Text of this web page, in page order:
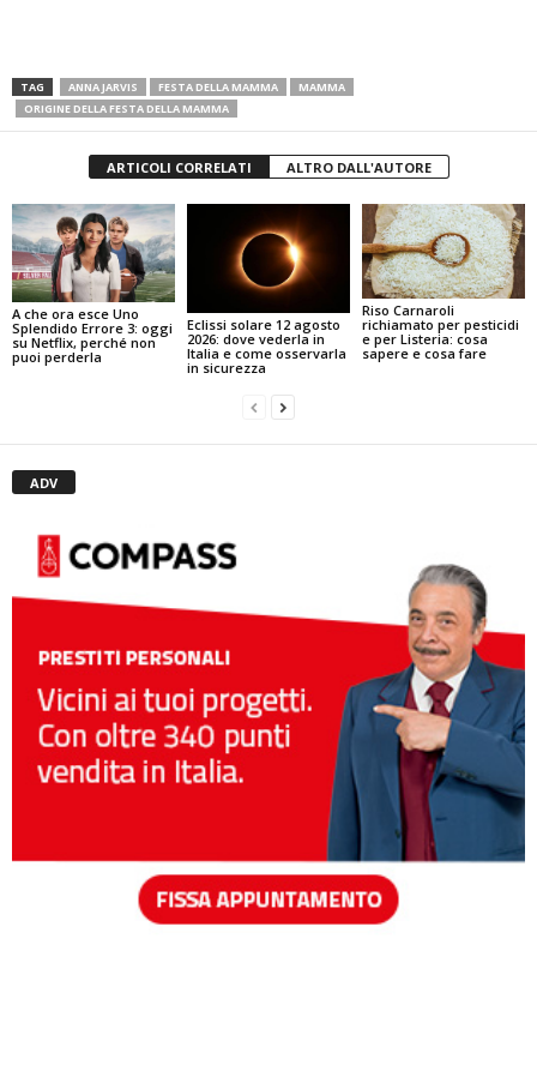
TAG ANNA JARVIS FESTA DELLA MAMMA
MAMMA
ORIGINE DELLA FESTA DELLA MAMMA
ARTICOLI CORRELATI ALTRO DALL'AUTORE
A che ora esce Uno
Splendido Errore 3: oggi
su Netflix, perché non
puoi perderla
Eclissi solare 12 agosto
2026: dove vederla in
Italia e come osservarla
in sicurezza
Riso Carnaroli
richiamato per pesticidi
e per Listeria: cosa
sapere e cosa fare
ADV